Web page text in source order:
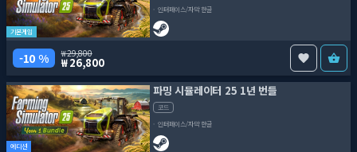
기본게임
인터페이스/자막 한글
10 % 29,800
26,800
에디션
파밍 시뮬레이터 25 1년 번들
코드
인터페이스/자막 한글